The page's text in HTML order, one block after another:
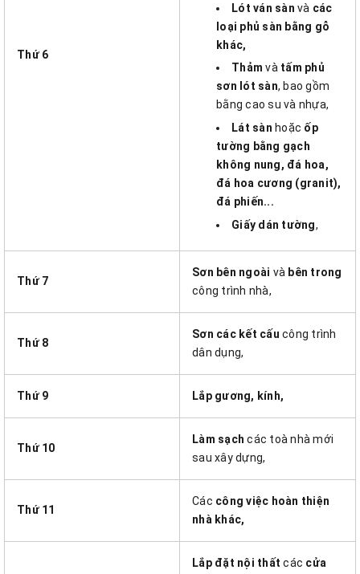
Thứ 6
Lót ván sàn và các
loại phủ sàn bằng gỗ
khác,
Thảm vàtấm phủ
sơn lót sàn, bao gồm
bằng cao su và nhựa,
Lát sàn hoặc ốp
tường bằng gạch
không nung, đá hoa,
đá hoa cương (granit),
đá phiến...
Giấy dán tường,
Thứ 7
Sơn bên ngoài và bên trong
công trình nhà,
Thứ 8
Sơn các kết cấu công trình
dân dụng,
Thứ 9 Lắp gương, kính,
Thứ 10
Làm sạch các toà nhà mới
sau xây dựng,
Thứ 11
Các công việc hoàn thiện
nhà khác,
Lắp đặt nội thất các cửa